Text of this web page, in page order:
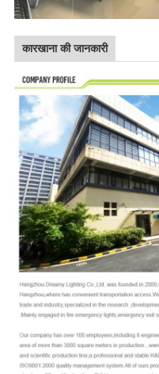
कारखाना की जानकारी